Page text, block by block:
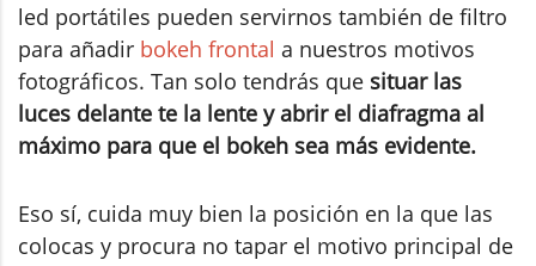
led portátiles pueden servirnos también de filtro
para añadir bokeh frontal a nuestros motivos
fotográficos. Tan solo tendrás que situar las
luces delante te la lente y abrir el diafragma al
máximo para que el bokeh sea más evidente.
Eso sí, cuida muy bien la posición en la que las
colocas y procura no tapar el motivo principal de